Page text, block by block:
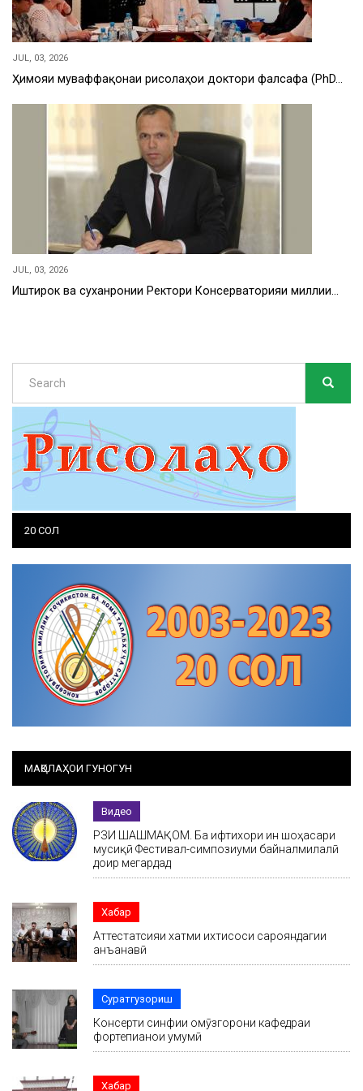
JUL, 03, 2026
Ҳимояи муваффақонаи рисолаҳои доктори фалсафа (PhD…
JUL, 03, 2026
Иштирок ва суханронии Ректори Консерваторияи миллии…
Search
20 СОЛ
МАҚОЛАҲОИ ГУНОГУН
Видео
РӮЗИ ШАШМАҚОМ. Ба ифтихори ин шоҳасари
мусиқӣ Фестивал-симпозиуми байналмилалӣ
доир мегардад
Хабар
Аттестатсияи хатми ихтисоси сарояндагии
анъанавӣ
Суратгузориш
Консерти синфии омӯзгорони кафедраи
фортепианои умумӣ
Хабар